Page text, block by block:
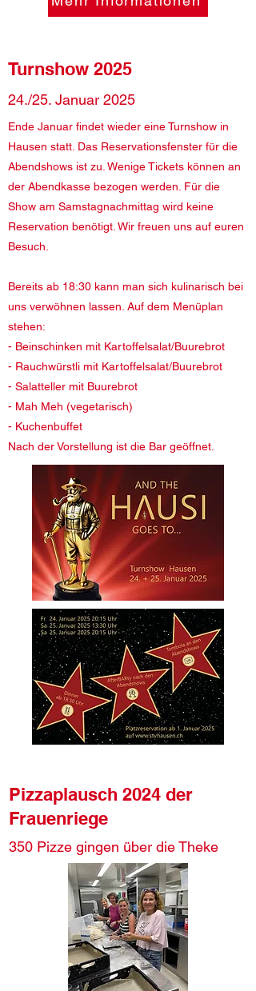
Turnshow 2025
24./25. Januar 2025
Ende Januar findet wieder eine Turnshow in
Hausen statt. Das Reservationsfenster für die
Abendshows ist zu. Wenige Tickets können an
der Abendkasse bezogen werden. Für die
Show am Samstagnachmittag wird keine
Reservation benötigt. Wir freuen uns auf euren
Besuch.
​Bereits ab 18:30 kann man sich kulinarisch bei
uns verwöhnen lassen. Auf dem Menüplan
stehen:
- Beinschinken mit Kartoffelsalat/Buurebrot
- Rauchwürstli mit Kartoffelsalat/Buurebrot
- Salatteller mit Buurebrot
- Mah Meh (vegetarisch)
- Kuchenbuffet
Nach der Vorstellung ist die Bar geöffnet.
Pizzaplausch 2024 der
Frauenriege
350 Pizze gingen über die Theke